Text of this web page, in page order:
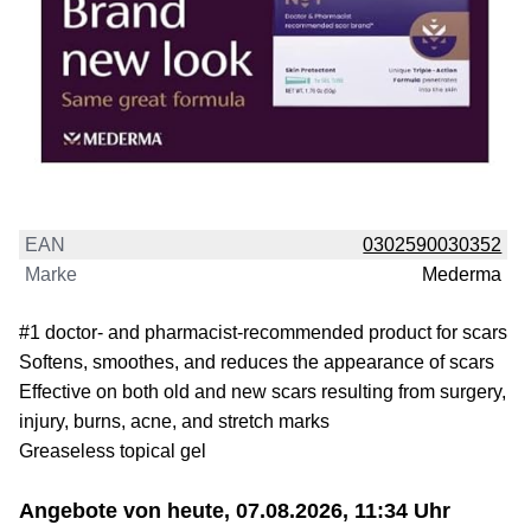
EAN
0302590030352
Marke
Mederma
#1 doctor- and pharmacist-recommended product for scars
Softens, smoothes, and reduces the appearance of scars
Effective on both old and new scars resulting from surgery,
injury, burns, acne, and stretch marks
Greaseless topical gel
Angebote von heute, 07.08.2026, 11:34 Uhr